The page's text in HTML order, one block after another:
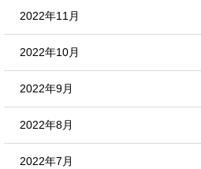
2022年11月
2022年10月
2022年9月
2022年8月
2022年7月